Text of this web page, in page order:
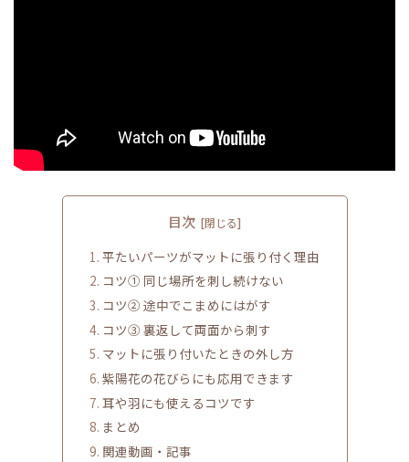
目次
平たいパーツがマットに張り付く理由
コツ① 同じ場所を刺し続けない
コツ② 途中でこまめにはがす
コツ③ 裏返して両面から刺す
マットに張り付いたときの外し方
紫陽花の花びらにも応用できます
耳や羽にも使えるコツです
まとめ
関連動画・記事